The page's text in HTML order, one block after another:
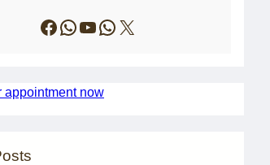
Facebook WhatsApp YouTube WhatsApp X